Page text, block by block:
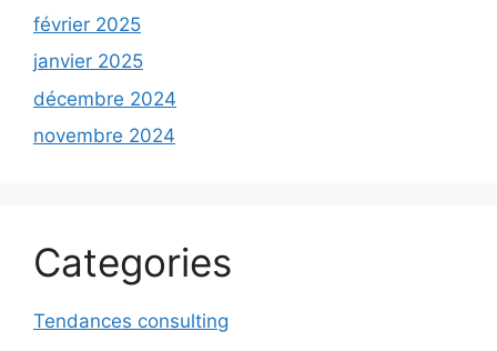
février 2025
janvier 2025
décembre 2024
novembre 2024
Categories
Tendances consulting